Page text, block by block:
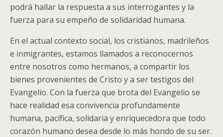
podrá hallar la respuesta a sus interrogantes y la
fuerza para su empeño de solidaridad humana.
En el actual contexto social, los cristianos, madrileños
e inmigrantes, estamos llamados a reconocernos
entre nosotros como hermanos, a compartir los
bienes provenientes de Cristo y a ser testigos del
Evangelio. Con la fuerza que brota del Evangelio se
hace realidad esa convivencia profundamente
humana, pacífica, solidaria y enriquecedora que todo
corazón humano desea desde lo más hondo de su ser.